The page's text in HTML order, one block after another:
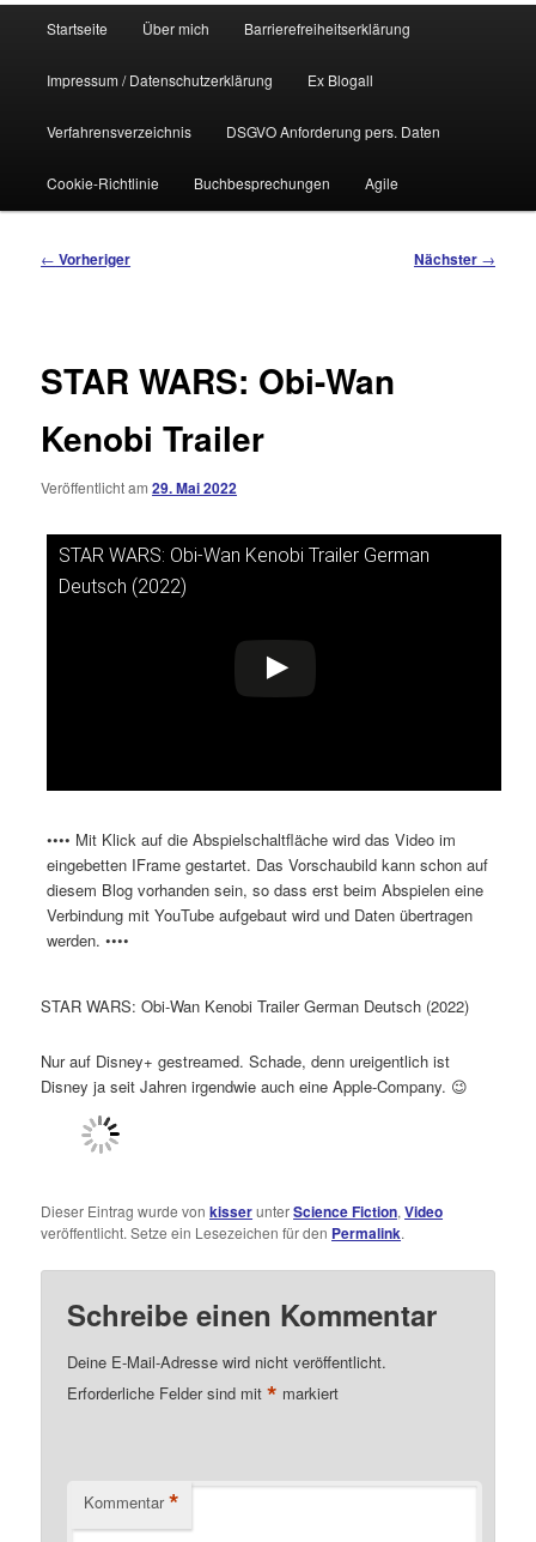
Startseite Über mich Barrierefreiheitserklärung
Impressum / Datenschutzerklärung Ex Blogall
Verfahrensverzeichnis DSGVO Anforderung pers. Daten
Cookie-Richtlinie Buchbesprechungen Agile
Beitragsnavigation
← Vorheriger Nächster →
STAR WARS: Obi-Wan
Kenobi Trailer
Veröffentlicht am29. Mai 2022
STAR WARS: Obi-Wan Kenobi Trailer German
Deutsch (2022)
Dieses Video auf YouTube ansehen
•••• Mit Klick auf die Abspielschaltfläche wird das Video im
eingebetten IFrame gestartet. Das Vorschaubild kann schon auf
diesem Blog vorhanden sein, so dass erst beim Abspielen eine
Verbindung mit YouTube aufgebaut wird und Daten übertragen
werden. ••••
STAR WARS: Obi-Wan Kenobi Trailer German Deutsch (2022)
Nur auf Disney+ gestreamed. Schade, denn ureigentlich ist
Disney ja seit Jahren irgendwie auch eine Apple-Company. 😉
Dieser Eintrag wurde vonkisserunterScience Fiction,Video
veröffentlicht. Setze ein Lesezeichen für den Permalink.
Schreibe einen Kommentar
Deine E-Mail-Adresse wird nicht veröffentlicht.
Erforderliche Felder sind mit* markiert
Kommentar *